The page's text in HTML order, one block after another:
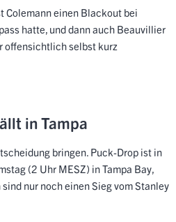
Colemann einen Blackout bei
hatte, und dann auch Beauvillier
offensichtlich selbst kurz
in Tampa
bringen. Puck-Drop ist in
(2 Uhr MESZ) in Tampa Bay,
nur noch einen Sieg vom Stanley